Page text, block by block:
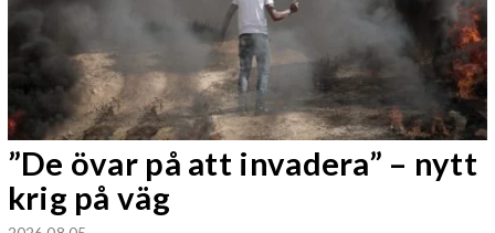
”De övar på att invadera” – nytt
krig på väg